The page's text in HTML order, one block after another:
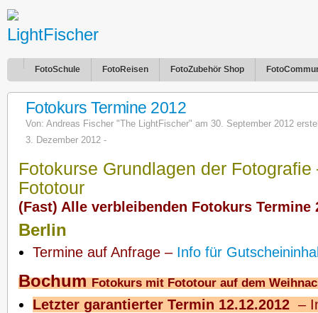
FotoSchule FotoReisen FotoZubehör Shop
Fotokurs Termine 2012
Von: Andreas Fischer "The LightFischer" am 30. September 2012
3. Dezember 2012 -
Fotokurse Grundlagen der
Fototour
(Fast) Alle verbleibenden Fotokurs Termine
Berlin
Termine auf Anfrage – Info für
BochumFotokurs mit Fototour auf dem
Letzter garantierter Termin 12.12.2012 –